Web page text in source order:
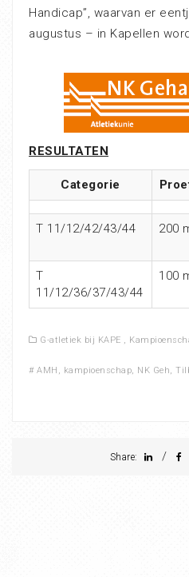
Handicap”, waarvan er
augustus – in Kapellen
RESULTATEN
Categorie
T 11/12/42/43/44 200
T
11/12/36/37/43/44
100
G-atletiek bij KAPE ,
# AMH , kampioenschap, NK Geh,
Share: /